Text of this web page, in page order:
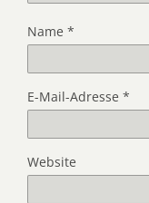
Name *
E-Mail-Adresse *
Website